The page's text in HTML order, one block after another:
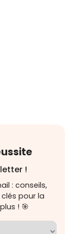
!
: conseils,
pour la
! 🎯